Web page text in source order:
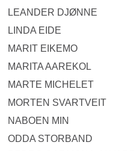
LEANDER DJØNNE
LINDA EIDE
MARIT EIKEMO
MARITA AAREKOL
MARTE MICHELET
MORTEN SVARTVEIT
NABOEN MIN
ODDA STORBAND